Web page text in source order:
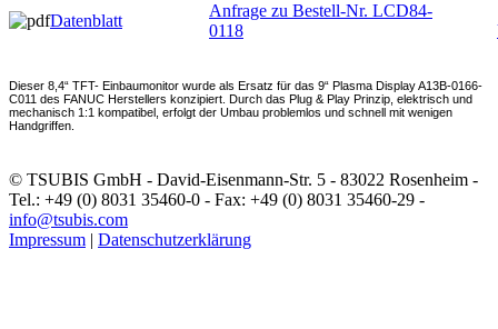
Datenblatt
Anfrage zu Bestell-Nr. LCD84-
0118
Dieser 8,4“ TFT- Einbaumonitor wurde als Ersatz für das 9“ Plasma Display A13B-0166-
C011 des FANUC Herstellers konzipiert. Durch das Plug & Play Prinzip, elektrisch und
mechanisch 1:1 kompatibel, erfolgt der Umbau problemlos und schnell mit wenigen
Handgriffen.
© TSUBIS GmbH - David-Eisenmann-Str. 5 - 83022 Rosenheim -
Tel.: +49 (0) 8031 35460-0 - Fax: +49 (0) 8031 35460-29 -
info@tsubis.com
Impressum | Datenschutzerklärung